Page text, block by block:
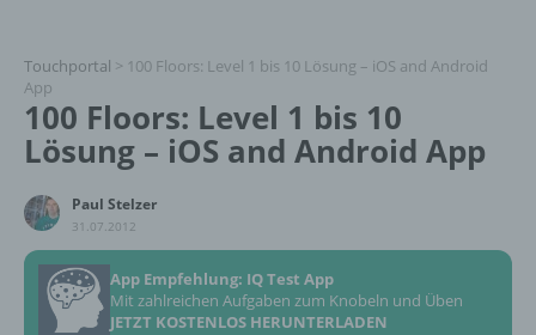
Touchportal > 100 Floors: Level 1 bis 10 Lösung – iOS and Android
App
100 Floors: Level 1 bis 10
Lösung – iOS and Android App
Paul Stelzer
31.07.2012
App Empfehlung: IQ Test App
Mit zahlreichen Aufgaben zum Knobeln und Üben
JETZT KOSTENLOS HERUNTERLADEN